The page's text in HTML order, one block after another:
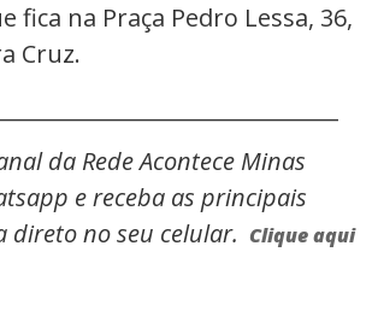
fica na Praça Pedro Lessa, 36,
Cruz.
da Rede Acontece Minas
e receba as principais
direto no seu celular. Clique aqui